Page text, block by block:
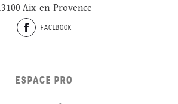
Aix-en-Provence
FACEBOOK
ESPACE PRO